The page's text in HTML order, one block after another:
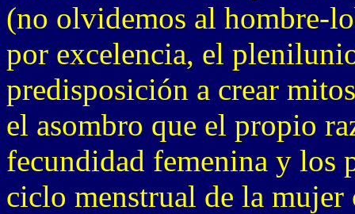
(no olvidemos al hombre-
por excelencia, el
predisposición a crear
el asombro que el propio
fecundidad femenina y los
ciclo menstrual de la